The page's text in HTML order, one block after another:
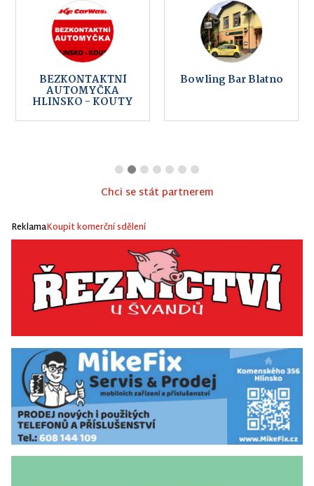
BEZKONTAKTNÍ
AUTOMYČKA
HLINSKO - KOUTY
Bowling Bar Blatno
Chci se stát partnerem
ReklamaKoupit komerční sdělení